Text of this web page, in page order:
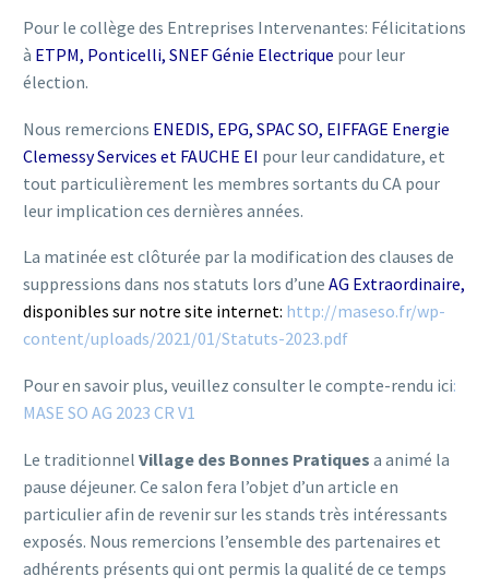
Pour le collège des Entreprises Intervenantes: Félicitations
à ETPM, Ponticelli, SNEF Génie Electrique pour leur
élection.
Nous remercions ENEDIS, EPG, SPAC SO, EIFFAGE Energie
Clemessy Services et FAUCHE EI pour leur candidature, et
tout particulièrement les membres sortants du CA pour
leur implication ces dernières années.
La matinée est clôturée par la modification des clauses de
suppressions dans nos statuts lors d’une AG Extraordinaire,
disponibles sur notre site internet: http://maseso.fr/wp-
content/uploads/2021/01/Statuts-2023.pdf
Pour en savoir plus, veuillez consulter le compte-rendu ici:
MASE SO AG 2023 CR V1
Le traditionnel Village des Bonnes Pratiques a animé la
pause déjeuner. Ce salon fera l’objet d’un article en
particulier afin de revenir sur les stands très intéressants
exposés. Nous remercions l’ensemble des partenaires et
adhérents présents qui ont permis la qualité de ce temps